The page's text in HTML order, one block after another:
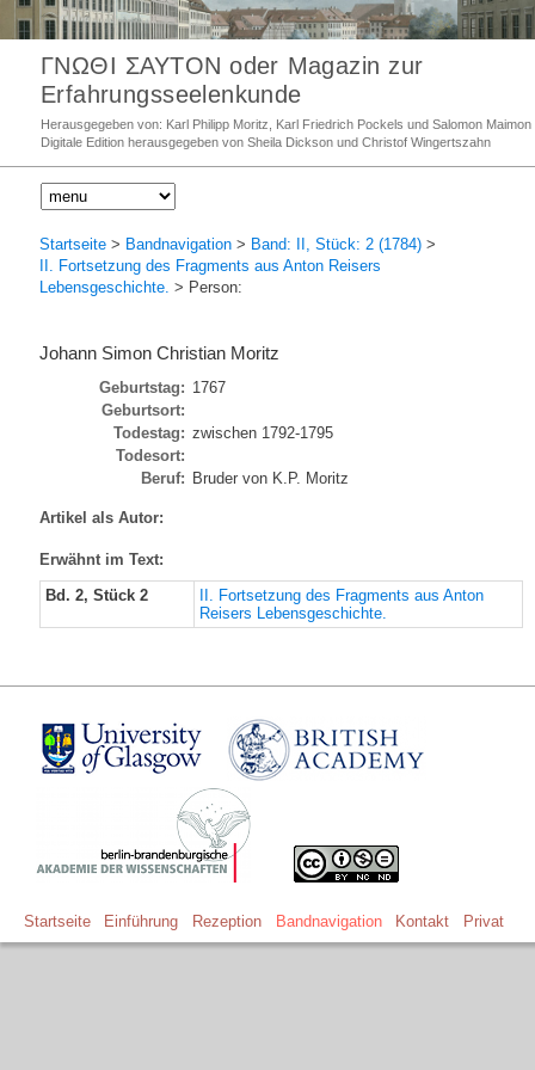
ΓΝΩΘΙ ΣΑΥΤΟΝ oder Magazin zur
Erfahrungsseelenkunde
Herausgegeben von: Karl Philipp Moritz, Karl Friedrich Pockels und Salomon Maimon
Digitale Edition herausgegeben von Sheila Dickson und Christof Wingertszahn
Startseite > Bandnavigation > Band: II, Stück: 2 (1784) >
II. Fortsetzung des Fragments aus Anton Reisers
Lebensgeschichte. > Person:
Johann Simon Christian Moritz
Geburtstag: 1767
Geburtsort:
Todestag: zwischen 1792-1795
Todesort:
Beruf: Bruder von K.P. Moritz
Artikel als Autor:
Erwähnt im Text:
Bd. 2, Stück 2
II. Fortsetzung des Fragments aus Anton
Reisers Lebensgeschichte.
Startseite Einführung Rezeption Bandnavigation Kontakt Privat